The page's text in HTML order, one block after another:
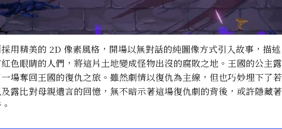
用精美的 2D 像素風格，開場以無對話的純圖像方式引入故事，描述
色眼睛的人們，將這片土地變成怪物出沒的腐敗之地。王國的公主露
場奪回王國的復仇之旅。雖然劇情以復仇為主線，但也巧妙埋下了若
露比對母親遺言的回憶，無不暗示著這場復仇劇的背後，或許隱藏著